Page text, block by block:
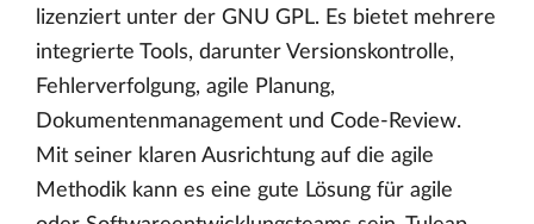
lizenziert unter der GNU GPL. Es bietet mehrere
integrierte Tools, darunter Versionskontrolle,
Fehlerverfolgung, agile Planung,
Dokumentenmanagement und Code-Review.
Mit seiner klaren Ausrichtung auf die agile
Methodik kann es eine gute Lösung für agile